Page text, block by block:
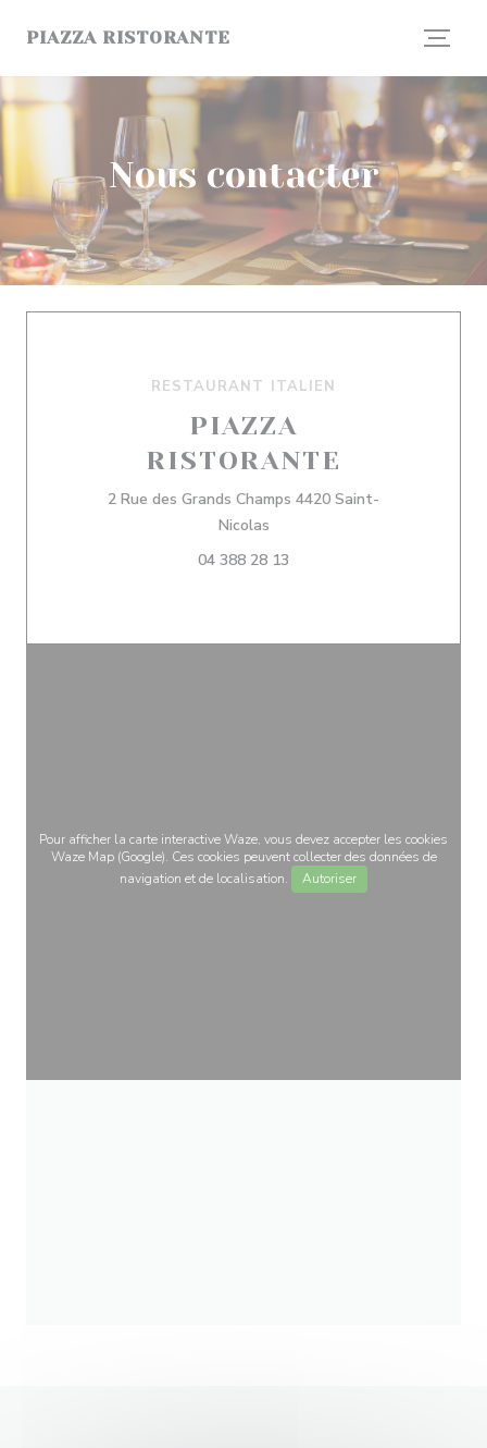
PIAZZA RISTORANTE
Nous contacter
RESTAURANT ITALIEN
PIAZZA
RISTORANTE
2 Rue des Grands Champs 4420 Saint-
Nicolas((ouvre une nouvelle fenêtre))
04 388 28 13
Pour afficher la carte interactive Waze, vous devez accepter les cookies
Waze Map (Google). Ces cookies peuvent collecter des données de
navigation et de localisation.
Autoriser